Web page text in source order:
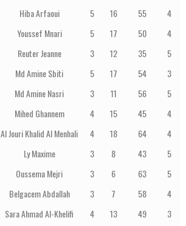
Hiba Arfaoui 5 16 55
4
Youssef Mnari 5 17 50
4
Reuter Jeanne 3 12 35
5
Md Amine Sbiti 5 17 54
3
Md Amine Nasri 3 11 56
5
Mihed Ghannem 4 15 45
4
Al Jouri Khalid Al Menhali 4 18 64
4
Ly Maxime 3 8 43
5
Oussema Mejri 3 6 63
5
Belgacem Abdallah 3 7 58
4
Sara Ahmad Al-Khelifi 4 13 49
3